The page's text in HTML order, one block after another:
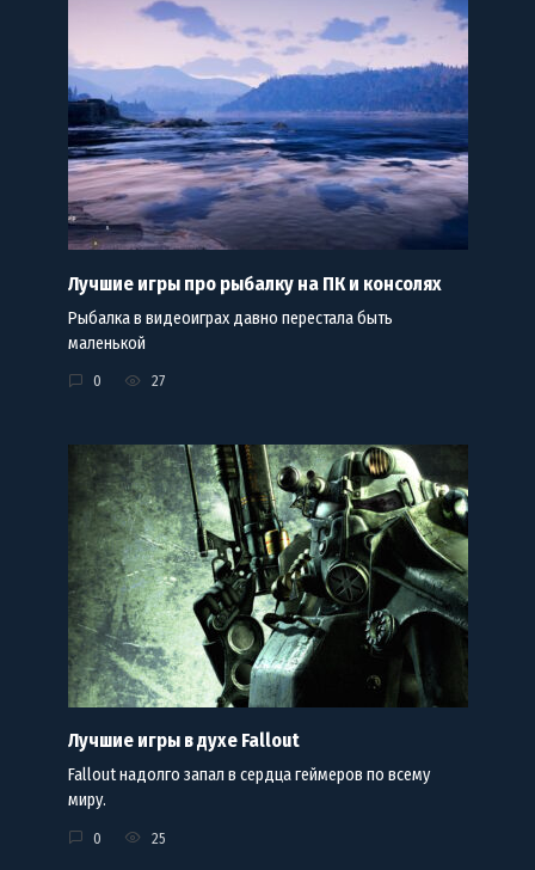
Лучшие игры про рыбалку на ПК и консолях
Рыбалка в видеоиграх давно перестала быть
маленькой
0 27
Лучшие игры в духе Fallout
Fallout надолго запал в сердца геймеров по всему
миру.
0 25